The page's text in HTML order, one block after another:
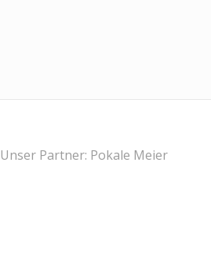
Unser Partner: Pokale Meier